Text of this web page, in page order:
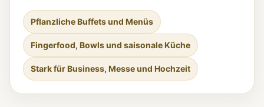
Pflanzliche Buffets und Menüs
Fingerfood, Bowls und saisonale Küche
Stark für Business, Messe und Hochzeit